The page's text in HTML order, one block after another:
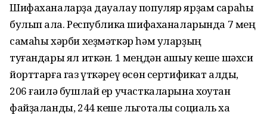
Шифаханаларҙа дауалау популяр ярҙам сараһы
булып ҡала. Республика шифаханаларында 7 мең
самаһы хәрби хеҙмәткәр һәм уларҙың
туғандары ял иткән. 1 меңдән ашыу кеше шәхси
йорттарға газ үткәреү өсөн сертификат алды,
206 ғаилә бушлай ер участкаларына хоҡуҡтан
файҙаланды, 244 кеше льготалы социаль хаҡ